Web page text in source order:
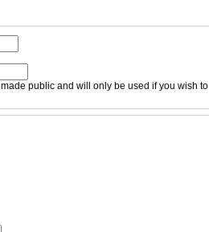
public and will only be used if you wish to